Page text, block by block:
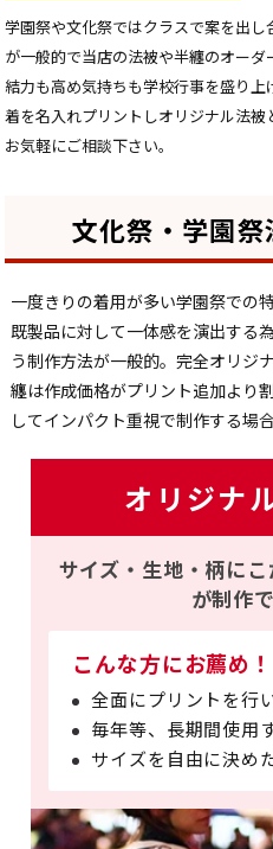
学園祭や文化祭ではクラスで案を出
が一般的で当店の法被や半纏のオー
結力も高め気持ちも学校行事を盛り
着を名入れプリントしオリジナル法被
お気軽にご相談下さい。
文化祭・学園
一度きりの着用が多い学園祭での
既製品に対して一体感を演出する
う制作方法が一般的。完全オリジ
纏は作成価格がプリント追加より
してインパクト重視で制作する場合
オリジナ
サイズ・生地・柄に
が制作
こんな方にお薦め！
全面にプリントを行
毎年等、長期間使用
サイズを自由に決め